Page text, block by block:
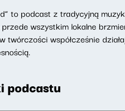
to podcast z tradycyjną
wszystkim lokalne
twórczości współcześnie
podcastu